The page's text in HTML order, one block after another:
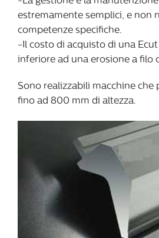
estremamente semplici, e non
competenze specifiche.
-Il costo di acquisto di una Ecut
inferiore ad una erosione a filo
Sono realizzabili macchine che
fino ad 800 mm di altezza.